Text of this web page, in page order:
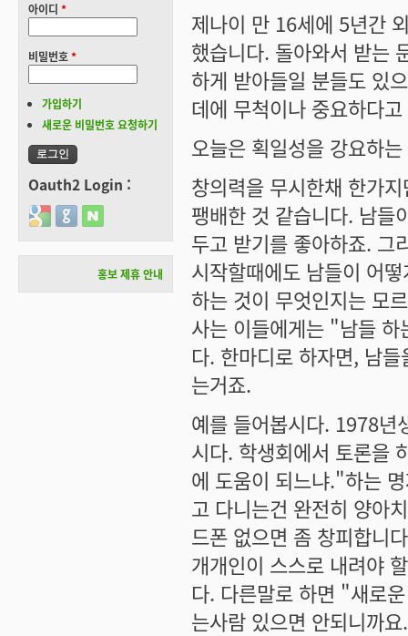
제나이 만 16세에 5년간
했습니다. 돌아와서 받는
하게 받아들일 분들도 있
데에 무척이나 중요하다
오늘은 획일성을 강요하
창의력을 무시한채 한가
팽배한 것 같습니다. 남
두고 받기를 좋아하죠. 그
시작할때에도 남들이 어
하는 것이 무엇인지는 모
사는 이들에게는 "남들
다. 한마디로 하자면, 남
는거죠.
예를 들어봅시다. 1978년
시다. 학생회에서 토론을
에 도움이 되느냐."하는
고 다니는건 완전히 양아
드폰 없으면 좀 창피합니
개개인이 스스로 내려야
다. 다른말로 하면 "새로
는사람 있으면 안되니까
아이디 *
비밀번호*
가입하기
새로운 비밀번호 요청하기
Oauth2 Login :
Login with Google
Login with GitHub
Login with Naver
홍보 제휴 안내